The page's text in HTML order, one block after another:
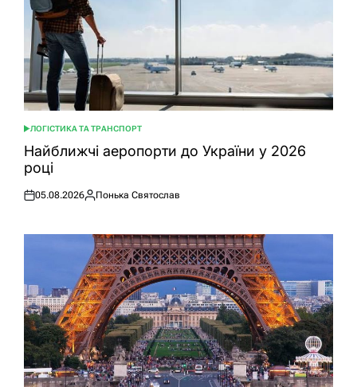
ОПУБЛІКУВАТИ
У
ЛОГІСТИКА ТА ТРАНСПОРТ
Найближчі аеропорти до України у 2026
році
Оприлюднено
05.08.2026
Опубліковано
Понька Святослав